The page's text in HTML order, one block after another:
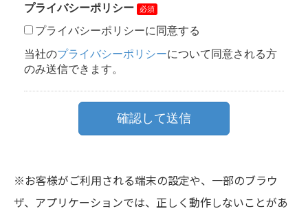
※お客様がご利用される端末の設定や、一部のブラウ
ザ、アプリケーションでは、正しく動作しないことがあ